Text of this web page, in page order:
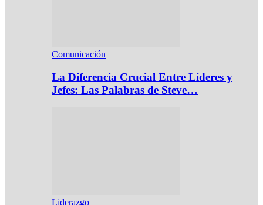
Comunicación
La Diferencia Crucial Entre Líderes y
Jefes: Las Palabras de Steve…
Liderazgo